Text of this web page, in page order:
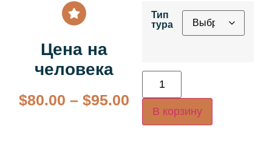
Цена на
человека
$80.00 – $95.00
Тип
тура
В корзину